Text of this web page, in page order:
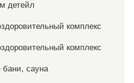
детейл
комплекс
комплекс
бани, сауна